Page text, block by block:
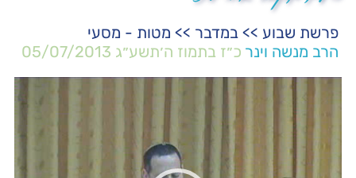
פרשת שבוע >> במדבר >> מטות - מסעי
הרב מנשה וינר כ״ז בתמוז ה׳תשע״ג 05/07/2013